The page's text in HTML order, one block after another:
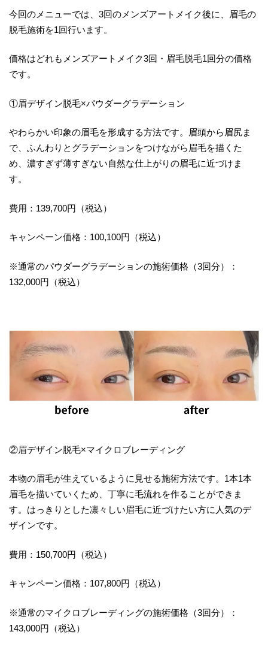
今回のメニューでは、3回のメンズアートメイク後に、眉毛の
脱毛施術を1回行います。
価格はどれもメンズアートメイク3回・眉毛脱毛1回分の価格
です。
①眉デザイン脱毛×パウダーグラデーション
やわらかい印象の眉毛を形成する方法です。眉頭から眉尻ま
で、ふんわりとグラデーションをつけながら眉毛を描くた
め、濃すぎず薄すぎない自然な仕上がりの眉毛に近づけま
す。
費用：139,700円（税込）
キャンペーン価格：100,100円（税込）
※通常のパウダーグラデーションの施術価格（3回分）：
132,000円（税込）
②眉デザイン脱毛×マイクロブレーディング
本物の眉毛が生えているように見せる施術方法です。1本1本
眉毛を描いていくため、丁寧に毛流れを作ることができま
す。はっきりとした凛々しい眉毛に近づけたい方に人気のデ
ザインです。
費用：150,700円（税込）
キャンペーン価格：107,800円（税込）
※通常のマイクロブレーディングの施術価格（3回分）：
143,000円（税込）